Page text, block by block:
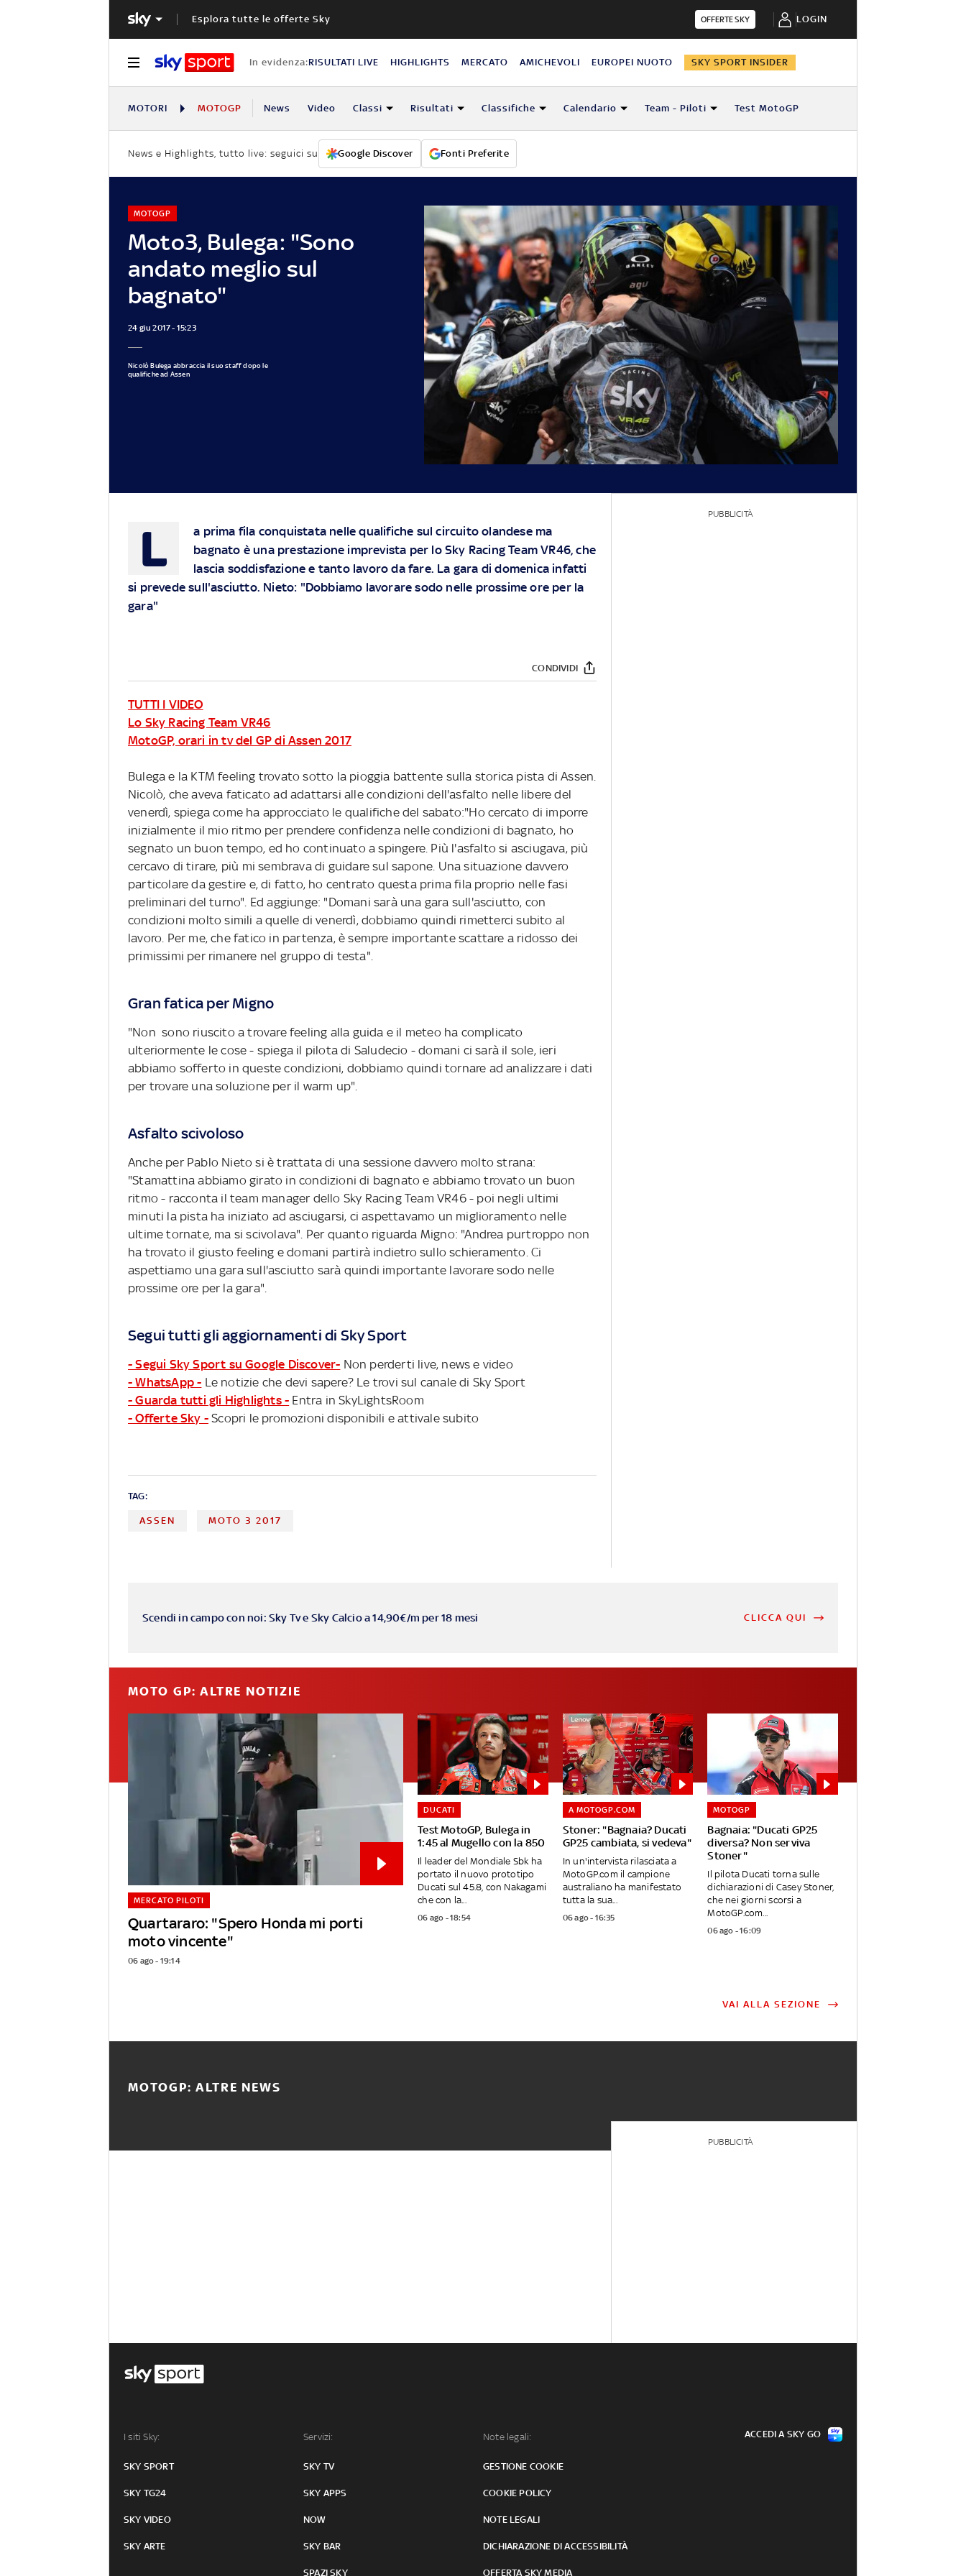
Esplora tutte le offerte Sky OFFERTE SKY LOGIN
In evidenza:RISULTATI LIVE HIGHLIGHTS MERCATO AMICHEVOLI EUROPEI NUOTO SKY SPORT INSIDER
MOTORI MOTOGP News Video Classi Risultati Classifiche Calendario Team - Piloti Test MotoGP
News e Highlights, tutto live: seguici su Google Discover Fonti Preferite
Moto3, Bulega: "Sono
andato meglio sul
bagnato"
MOTOGP
24 giu 2017 - 15:23
Nicolò Bulega abbraccia il suo staff dopo le
qualifiche ad Assen
L
a prima fila conquistata nelle qualifiche sul circuito olandese ma
bagnato è una prestazione imprevista per lo Sky Racing Team VR46, che
lascia soddisfazione e tanto lavoro da fare. La gara di domenica infatti
si prevede sull'asciutto. Nieto: "Dobbiamo lavorare sodo nelle prossime ore per la
gara"
CONDIVIDI
TUTTI I VIDEO
Lo Sky Racing Team VR46
MotoGP, orari in tv del GP di Assen 2017
Bulega e la KTM feeling trovato sotto la pioggia battente sulla storica pista di Assen.
Nicolò, che aveva faticato ad adattarsi alle condizioni dell'asfalto nelle libere del
venerdì, spiega come ha approcciato le qualifiche del sabato:"Ho cercato di imporre
inizialmente il mio ritmo per prendere confidenza nelle condizioni di bagnato, ho
segnato un buon tempo, ed ho continuato a spingere. Più l'asfalto si asciugava, più
cercavo di tirare, più mi sembrava di guidare sul sapone. Una situazione davvero
particolare da gestire e, di fatto, ho centrato questa prima fila proprio nelle fasi
preliminari del turno". Ed aggiunge: "Domani sarà una gara sull'asciutto, con
condizioni molto simili a quelle di venerdì, dobbiamo quindi rimetterci subito al
lavoro. Per me, che fatico in partenza, è sempre importante scattare a ridosso dei
primissimi per rimanere nel gruppo di testa".
Gran fatica per Migno
"Non sono riuscito a trovare feeling alla guida e il meteo ha complicato
ulteriormente le cose - spiega il pilota di Saludecio - domani ci sarà il sole, ieri
abbiamo sofferto in queste condizioni, dobbiamo quindi tornare ad analizzare i dati
per trovare una soluzione per il warm up".
Asfalto scivoloso
Anche per Pablo Nieto si è trattata di una sessione davvero molto strana:
"Stamattina abbiamo girato in condizioni di bagnato e abbiamo trovato un buon
ritmo - racconta il team manager dello Sky Racing Team VR46 - poi negli ultimi
minuti la pista ha iniziato ad asciugarsi, ci aspettavamo un miglioramento nelle
ultime tornate, ma si scivolava". Per quanto riguarda Migno: "Andrea purtroppo non
ha trovato il giusto feeling e domani partirà indietro sullo schieramento. Ci
aspettiamo una gara sull'asciutto sarà quindi importante lavorare sodo nelle
prossime ore per la gara".
Segui tutti gli aggiornamenti di Sky Sport
- Segui Sky Sport su Google Discover- Non perderti live, news e video
- WhatsApp - Le notizie che devi sapere? Le trovi sul canale di Sky Sport
- Guarda tutti gli Highlights - Entra in SkyLightsRoom
- Offerte Sky - Scopri le promozioni disponibili e attivale subito
TAG:
ASSEN MOTO 3 2017
PUBBLICITÀ
Scendi in campo con noi: Sky Tv e Sky Calcio a 14,90€/m per 18 mesi CLICCA QUI
MOTO GP: ALTRE NOTIZIE
Quartararo: "Spero Honda mi porti
moto vincente"
MERCATO PILOTI
06 ago - 19:14
Test MotoGP, Bulega in
1:45 al Mugello con la 850
DUCATI
Il leader del Mondiale Sbk ha
portato il nuovo prototipo
Ducati sul 45.8, con Nakagami
che con la...
06 ago - 18:54
Stoner: "Bagnaia? Ducati
GP25 cambiata, si vedeva"
A MOTOGP.COM
In un'intervista rilasciata a
MotoGP.com il campione
australiano ha manifestato
tutta la sua...
06 ago - 16:35
Bagnaia: "Ducati GP25
diversa? Non serviva
Stoner"
MOTOGP
Il pilota Ducati torna sulle
dichiarazioni di Casey Stoner,
che nei giorni scorsi a
MotoGP.com...
06 ago - 16:09
VAI ALLA SEZIONE
MOTOGP: ALTRE NEWS
PUBBLICITÀ
I siti Sky:
SKY SPORT
SKY TG24
SKY VIDEO
SKY ARTE
Servizi:
SKY TV
SKY APPS
NOW
SKY BAR
SPAZI SKY
Note legali:
GESTIONE COOKIE
COOKIE POLICY
NOTE LEGALI
DICHIARAZIONE DI ACCESSIBILITÀ
OFFERTA SKY MEDIA
ACCEDI A SKY GO